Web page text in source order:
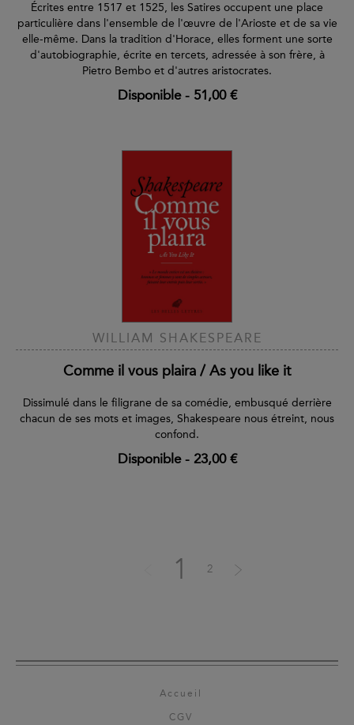
Écrites entre 1517 et 1525, les Satires occupent une place
particulière dans l'ensemble de l'œuvre de l'Arioste et de sa vie
elle-même. Dans la tradition d'Horace, elles forment une sorte
d'autobiographie, écrite en tercets, adressée à son frère, à
Pietro Bembo et d'autres aristocrates.
Disponible- 51,00 €
WILLIAM SHAKESPEARE
Comme il vous plaira / As you like it
Dissimulé dans le filigrane de sa comédie, embusqué derrière
chacun de ses mots et images, Shakespeare nous étreint, nous
confond.
Disponible- 23,00 €
1 2
Accueil
CGV